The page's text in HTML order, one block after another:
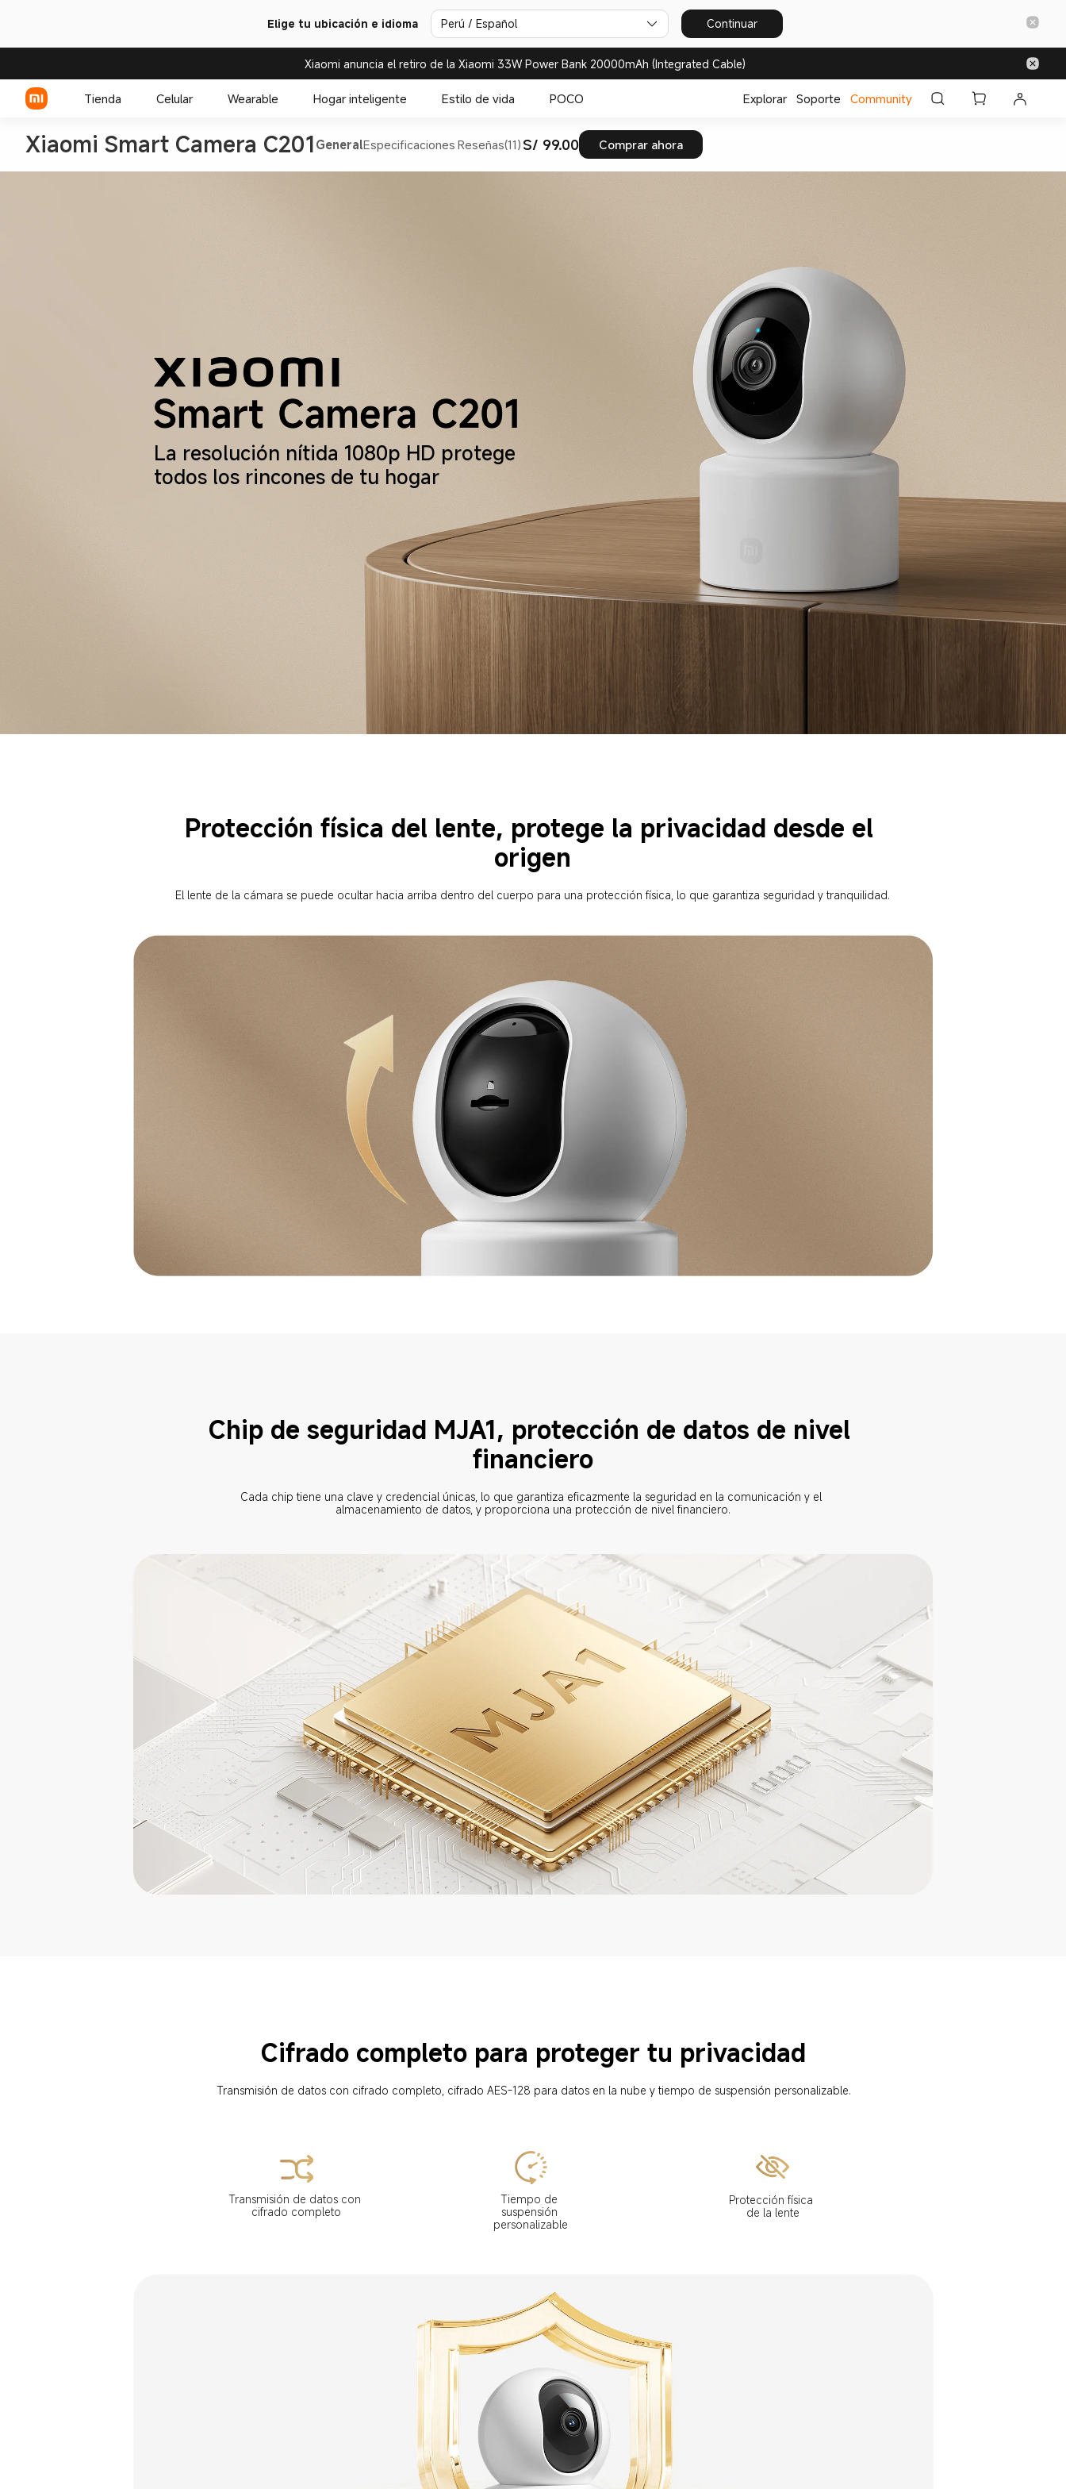
Elige tu ubicación e idioma Perú / Español Continuar
Xiaomi anuncia el retiro de la Xiaomi 33W Power Bank 20000mAh (Integrated Cable)
Tienda Celular Wearable Hogar inteligente Estilo de vida POCO Explorar Soporte Community
Xiaomi Smart Camera C201 GeneralEspecificaciones Reseñas(11)S/ 99.00 Comprar ahora
La resolución nítida 1080p HD protege
todos los rincones de tu hogar
Protección física del lente, protege la privacidad desde el
origen
El lente de la cámara se puede ocultar hacia arriba dentro del cuerpo para una protección física, lo que garantiza seguridad y tranquilidad.
Chip de seguridad MJA1, protección de datos de nivel
financiero
Cada chip tiene una clave y credencial únicas, lo que garantiza eficazmente la seguridad en la comunicación y el
almacenamiento de datos, y proporciona una protección de nivel financiero.
Cifrado completo para proteger tu privacidad
Transmisión de datos con cifrado completo, cifrado AES-128 para datos en la nube y tiempo de suspensión personalizable.
Transmisión de datos con
cifrado completo
Tiempo de
suspensión
personalizable
Protección física
de la lente